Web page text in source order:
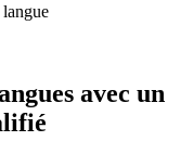
avec un